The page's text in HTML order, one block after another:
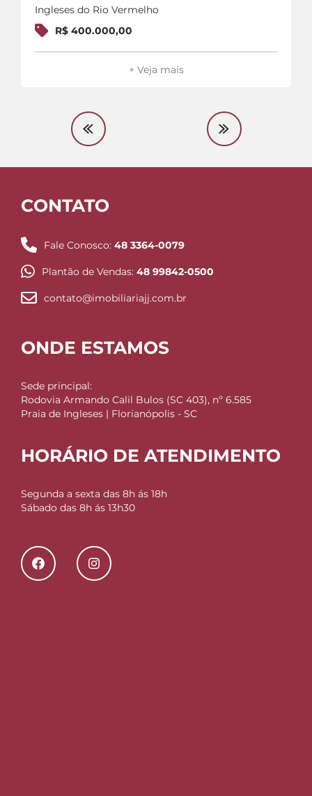
Ingleses do Rio Vermelho
R$ 400.000,00
+ Veja mais
CONTATO
Fale Conosco: 48 3364-0079
Plantão de Vendas: 48 99842-0500
contato@imobiliariajj.com.br
ONDE ESTAMOS
Sede principal:
Rodovia Armando Calil Bulos (SC 403), nº 6.585
Praia de Ingleses | Florianópolis - SC
HORÁRIO DE ATENDIMENTO
Segunda a sexta das 8h ás 18h
Sábado das 8h ás 13h30